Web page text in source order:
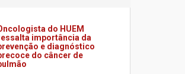
do HUEM
importância da
e diagnóstico
do câncer de